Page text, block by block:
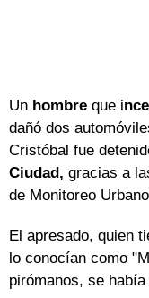
Un hombre que i
dañó dos
Cristóbal fue
Ciudad, gracias a
de Monitoreo
El apresado, quien
lo conocían como
pirómanos, se